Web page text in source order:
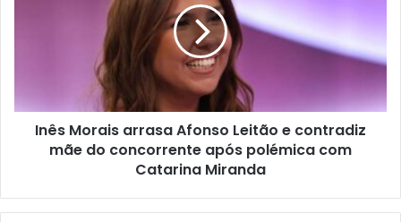
Inês Morais arrasa Afonso Leitão e contradiz
mãe do concorrente após polémica com
Catarina Miranda